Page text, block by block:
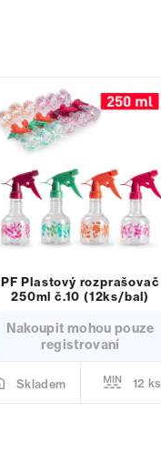
PF Plastový rozprašovač
250ml č.10 (12ks/bal)
Nakoupit mohou pouze
registrovaní
Skladem 12 ks